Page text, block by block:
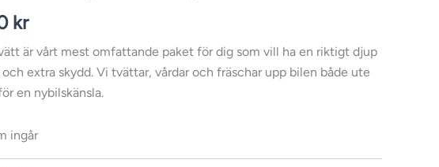
kr
är vårt mest omfattande paket för dig som vill ha en riktigt djup
extra skydd. Vi tvättar, vårdar och fräschar upp bilen både ute
en nybilskänsla.
ingår